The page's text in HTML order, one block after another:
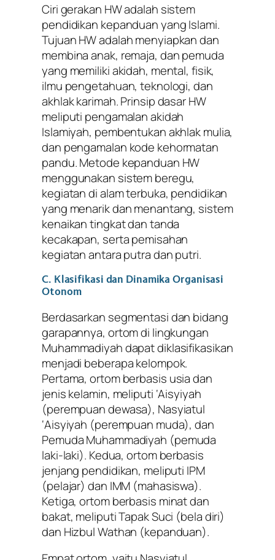
Ciri gerakan HW adalah sistem
pendidikan kepanduan yang Islami.
Tujuan HW adalah menyiapkan dan
membina anak, remaja, dan pemuda
yang memiliki akidah, mental, fisik,
ilmu pengetahuan, teknologi, dan
akhlak karimah. Prinsip dasar HW
meliputi pengamalan akidah
Islamiyah, pembentukan akhlak mulia,
dan pengamalan kode kehormatan
pandu. Metode kepanduan HW
menggunakan sistem beregu,
kegiatan di alam terbuka, pendidikan
yang menarik dan menantang, sistem
kenaikan tingkat dan tanda
kecakapan, serta pemisahan
kegiatan antara putra dan putri.
C. Klasifikasi dan Dinamika Organisasi
Otonom
Berdasarkan segmentasi dan bidang
garapannya, ortom di lingkungan
Muhammadiyah dapat diklasifikasikan
menjadi beberapa kelompok.
Pertama, ortom berbasis usia dan
jenis kelamin, meliputi ‘Aisyiyah
(perempuan dewasa), Nasyiatul
‘Aisyiyah (perempuan muda), dan
Pemuda Muhammadiyah (pemuda
laki-laki). Kedua, ortom berbasis
jenjang pendidikan, meliputi IPM
(pelajar) dan IMM (mahasiswa).
Ketiga, ortom berbasis minat dan
bakat, meliputi Tapak Suci (bela diri)
dan Hizbul Wathan (kepanduan).